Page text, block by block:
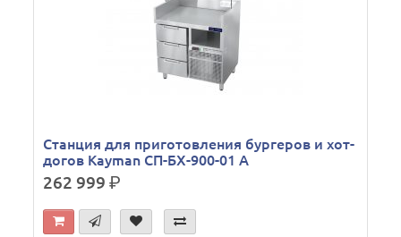
Станция для приготовления бургеров и хот-
догов Kayman СП-БХ-900-01 А
262 999р.